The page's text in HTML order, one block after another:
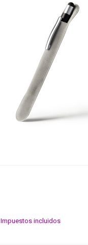
Impuestos incluidos